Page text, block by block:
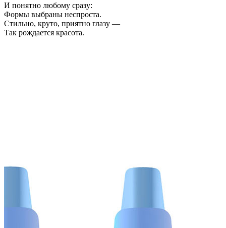
И понятно любому сразу:
Формы выбраны неспроста.
Стильно, круто, приятно глазу —
Так рождается красота.